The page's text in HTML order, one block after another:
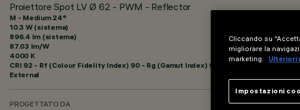
Proiettore Spot LV Ø 62 - PWM - Reflector
M - Medium 24°
10.3 W (sistema)
896.4 lm (sistema)
87.03 lm/W
4000 K
CRI 92 - Rf (Colour Fidelity Index) 90 - Rg (Gamut Index) 98
External
PROGETTATO DA
Cliccando su
migliorare la
marketing.
Ulteriori
Impostazioni